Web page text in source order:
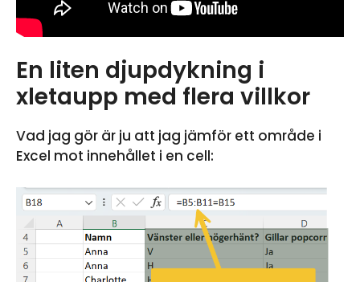
En liten djupdykning i
xletaupp med flera villkor
Vad jag gör är ju att jag jämför ett område i
Excel mot innehållet i en cell: